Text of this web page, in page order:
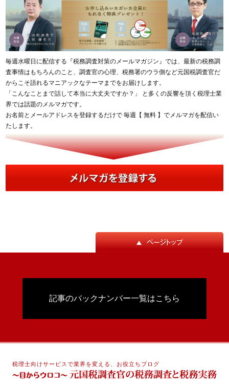
毎週水曜日に配信する『税務調査対策のメールマガジン』では、最新の税務調
査事情はもちろんのこと、調査官の心理、税務署のウラ側など元国税調査官だ
からこそ語れるマニアックなテーマまでをお届けします。
「こんなことまで話して本当に大丈夫ですか？」 と多くの反響を頂く税理士業
界では話題のメルマガです。
お名前とメールアドレスを登録するだけで 毎週【 無料 】でメルマガを配信い
たします。
記事のバックナンバー一覧はこちら
税理士向けサービスで業界を変える、お役立ちブログ